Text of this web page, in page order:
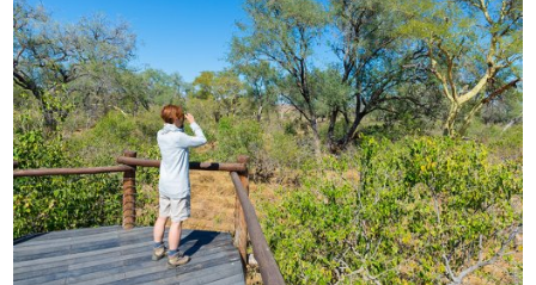
einen Besuch abzustatten, da ihr hier viele Tiere sichten
könnt. In den Camps gibt es Beobachtungplattformen,
von denen aus ihr ebenfalls eine gute Sicht habt.